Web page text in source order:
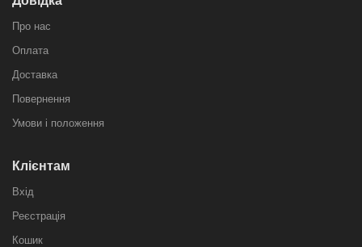
Про нас
Оплата
Доставка
Повернення
Умови і положення
Клієнтам
Вхід
Реєстрація
Кошик